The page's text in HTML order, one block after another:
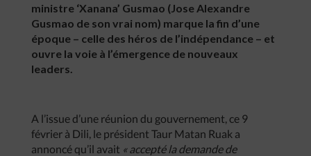
ministre ‘Xanana’ Gusmao (Jose Alexandre
Gusmao de son vrai nom) marque la fin d’une
époque – celle des héros de l’indépendance – et
ouvre la voie à l’émergence de nouveaux
leaders.
A l’issue d’une réunion du gouvernement, ce 9
février à Dili, le président Taur Matan Ruak a
annoncé qu’il avait « accepté la demande de